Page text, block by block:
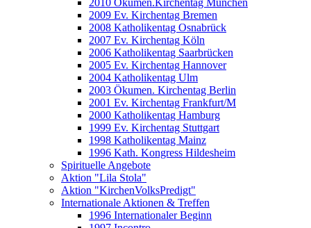
2010 Ökumen.Kirchentag München
2009 Ev. Kirchentag Bremen
2008 Katholikentag Osnabrück
2007 Ev. Kirchentag Köln
2006 Katholikentag Saarbrücken
2005 Ev. Kirchentag Hannover
2004 Katholikentag Ulm
2003 Ökumen. Kirchentag Berlin
2001 Ev. Kirchentag Frankfurt/M
2000 Katholikentag Hamburg
1999 Ev. Kirchentag Stuttgart
1998 Katholikentag Mainz
1996 Kath. Kongress Hildesheim
Spirituelle Angebote
Aktion "Lila Stola"
Aktion "KirchenVolksPredigt"
Internationale Aktionen & Treffen
1996 Internationaler Beginn